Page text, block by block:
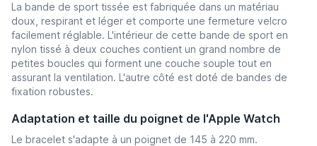
La bande de sport tissée est fabriquée dans un matériau
doux, respirant et léger et comporte une fermeture velcro
facilement réglable. L'intérieur de cette bande de sport en
nylon tissé à deux couches contient un grand nombre de
petites boucles qui forment une couche souple tout en
assurant la ventilation. L'autre côté est doté de bandes de
fixation robustes.
Adaptation et taille du poignet de l'Apple Watch
Le bracelet s'adapte à un poignet de 145 à 220 mm.